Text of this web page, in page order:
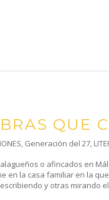
QUE
, Generación del 27,
o afincados en
en la casa familiar en la
y otras mirando